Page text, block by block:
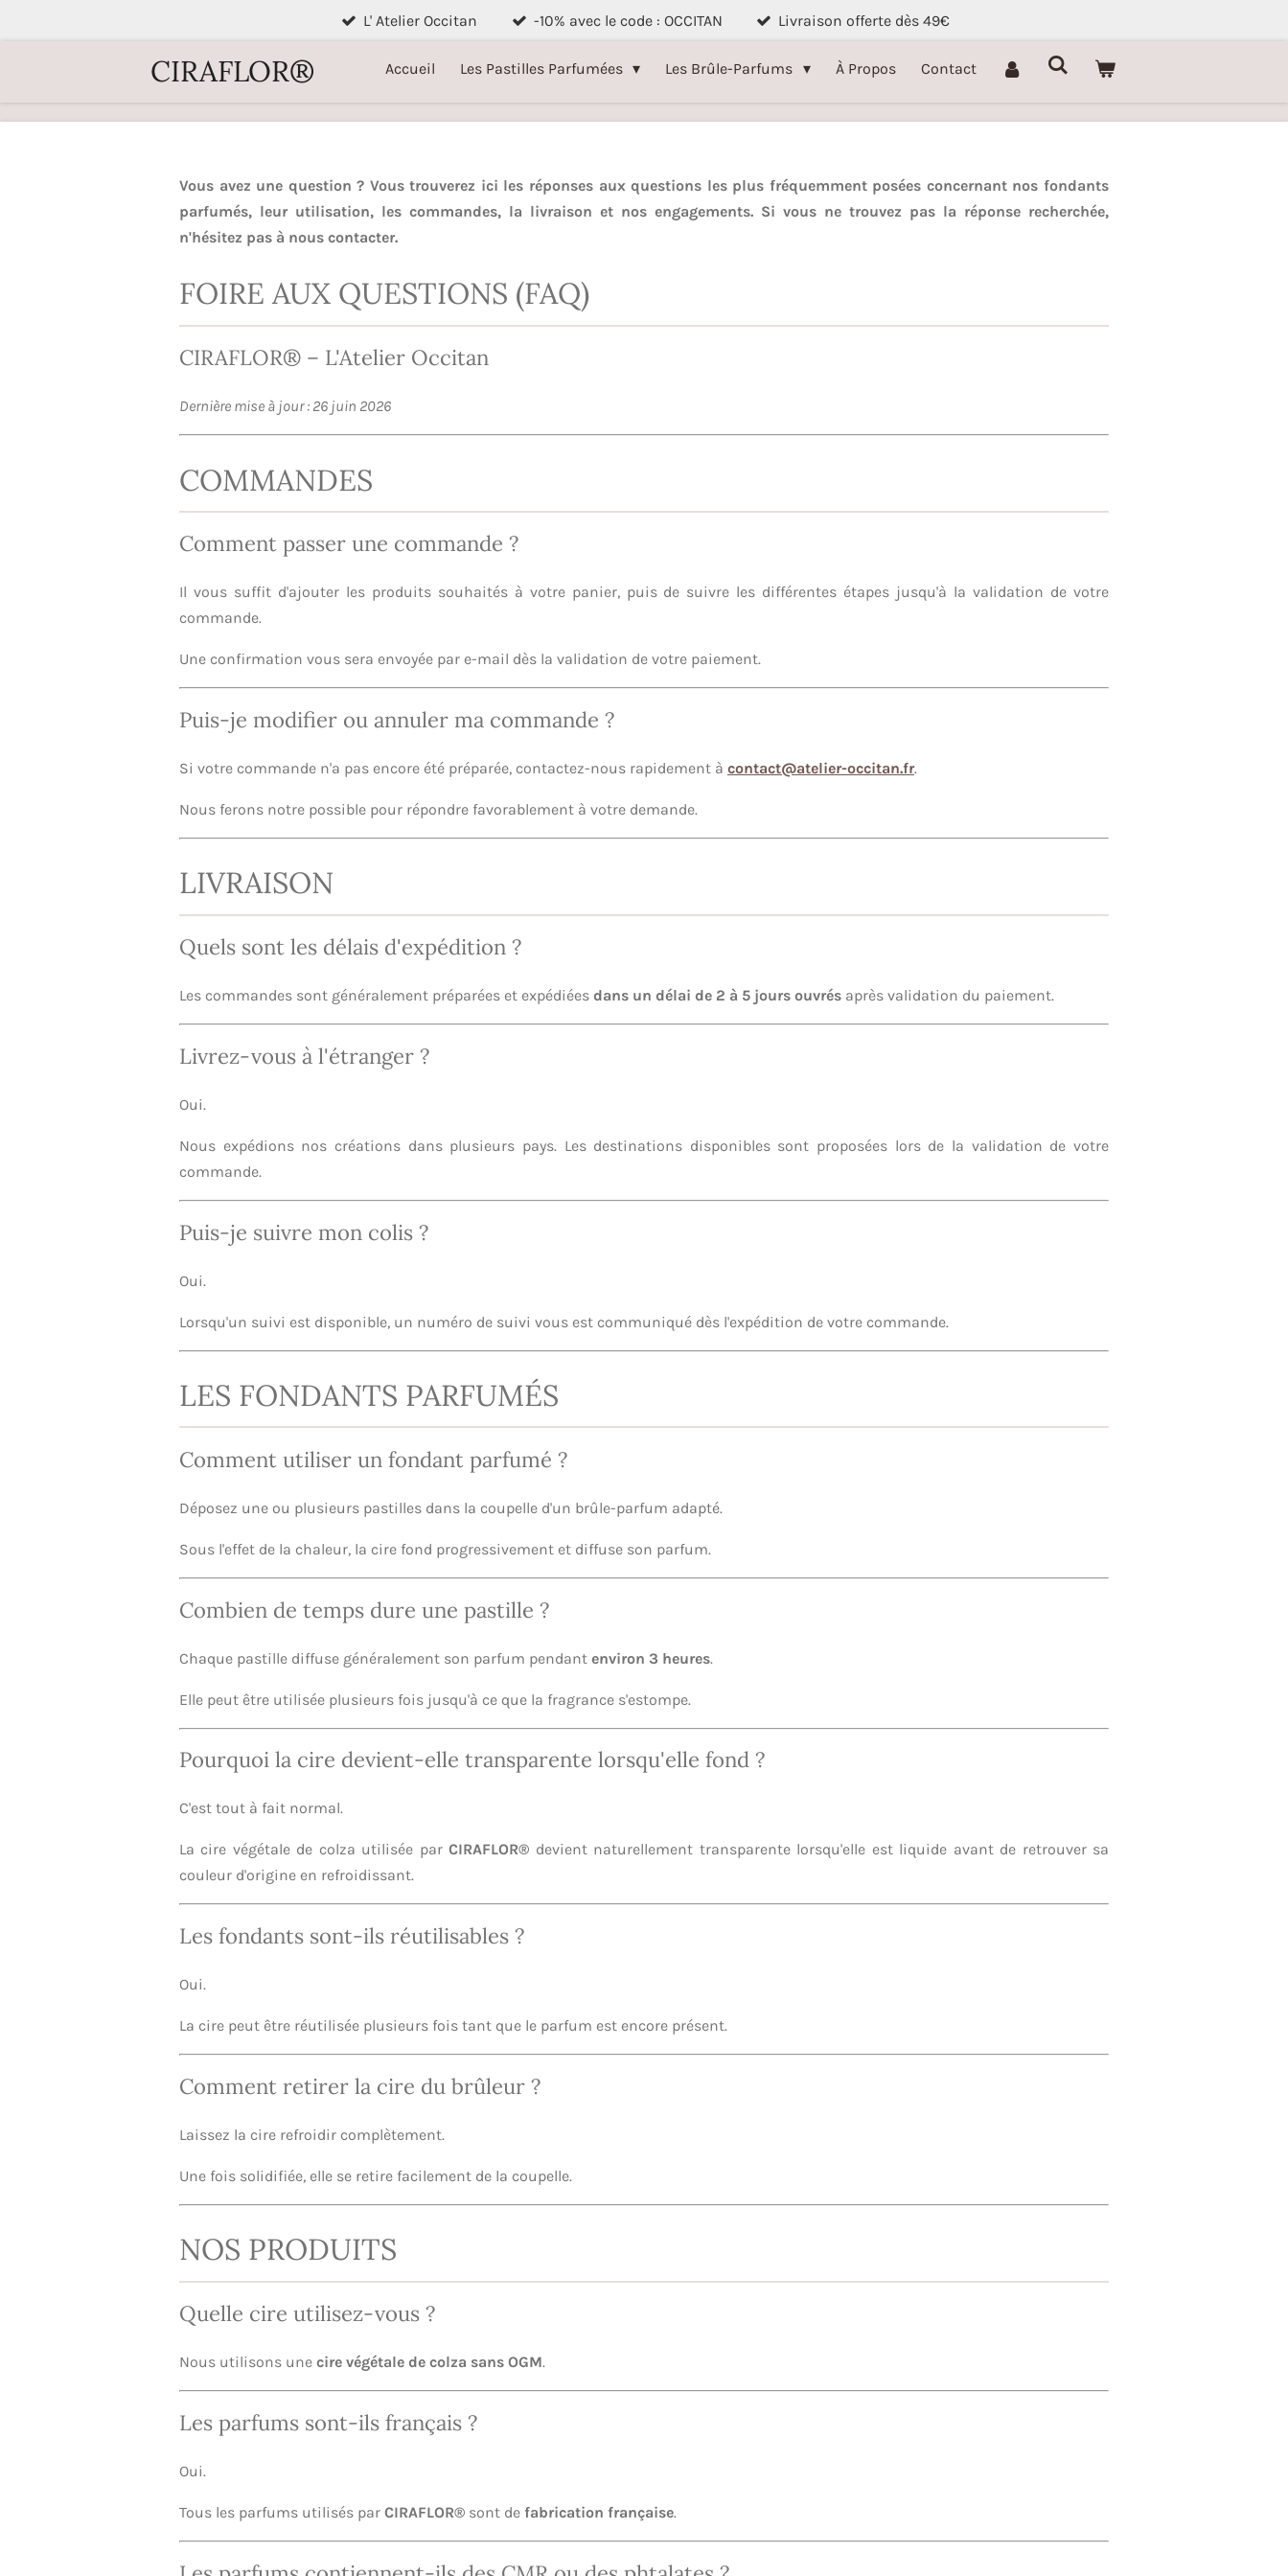
L' Atelier Occitan -10% avec le code : OCCITAN Livraison offerte dès 49€
CIRAFLOR® Accueil Les Pastilles Parfumées Les Brûle-Parfums À Propos Contact
Vous avez une question ? Vous trouverez ici les réponses aux questions les plus fréquemment posées concernant nos fondants
parfumés, leur utilisation, les commandes, la livraison et nos engagements. Si vous ne trouvez pas la réponse recherchée,
n'hésitez pas à nous contacter.
FOIRE AUX QUESTIONS (FAQ)
CIRAFLOR® – L'Atelier Occitan
Dernière mise à jour : 26 juin 2026
COMMANDES
Comment passer une commande ?
Il vous suffit d'ajouter les produits souhaités à votre panier, puis de suivre les différentes étapes jusqu'à la validation de votre
commande.
Une confirmation vous sera envoyée par e-mail dès la validation de votre paiement.
Puis-je modifier ou annuler ma commande ?
Si votre commande n'a pas encore été préparée, contactez-nous rapidement à contact@atelier-occitan.fr.
Nous ferons notre possible pour répondre favorablement à votre demande.
LIVRAISON
Quels sont les délais d'expédition ?
Les commandes sont généralement préparées et expédiées dans un délai de 2 à 5 jours ouvrés après validation du paiement.
Livrez-vous à l'étranger ?
Oui.
Nous expédions nos créations dans plusieurs pays. Les destinations disponibles sont proposées lors de la validation de votre
commande.
Puis-je suivre mon colis ?
Oui.
Lorsqu'un suivi est disponible, un numéro de suivi vous est communiqué dès l'expédition de votre commande.
LES FONDANTS PARFUMÉS
Comment utiliser un fondant parfumé ?
Déposez une ou plusieurs pastilles dans la coupelle d'un brûle-parfum adapté.
Sous l'effet de la chaleur, la cire fond progressivement et diffuse son parfum.
Combien de temps dure une pastille ?
Chaque pastille diffuse généralement son parfum pendant environ 3 heures.
Elle peut être utilisée plusieurs fois jusqu'à ce que la fragrance s'estompe.
Pourquoi la cire devient-elle transparente lorsqu'elle fond ?
C'est tout à fait normal.
La cire végétale de colza utilisée parCIRAFLOR® devient naturellement transparente lorsqu'elle est liquide avant de retrouver sa
couleur d'origine en refroidissant.
Les fondants sont-ils réutilisables ?
Oui.
La cire peut être réutilisée plusieurs fois tant que le parfum est encore présent.
Comment retirer la cire du brûleur ?
Laissez la cire refroidir complètement.
Une fois solidifiée, elle se retire facilement de la coupelle.
NOS PRODUITS
Quelle cire utilisez-vous ?
Nous utilisons une cire végétale de colza sans OGM.
Les parfums sont-ils français ?
Oui.
Tous les parfums utilisés par CIRAFLOR® sont de fabrication française.